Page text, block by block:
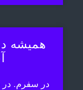
همیشه
در سفرم. در